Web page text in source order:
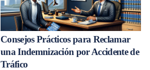
Consejos Prácticos para Reclamar
una Indemnización por Accidente de
Tráfico